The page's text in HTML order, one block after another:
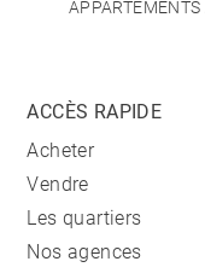
ACCÈS RAPIDE
Acheter
Vendre
Les quartiers
Nos agences